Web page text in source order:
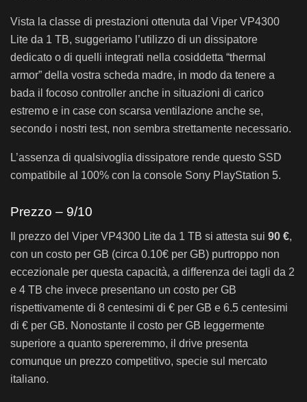
Vista la classe di prestazioni ottenuta dal Viper VP4300
Lite da 1 TB, suggeriamo l’utilizzo di un dissipatore
dedicato o di quelli integrati nella cosiddetta “thermal
armor” della vostra scheda madre, in modo da tenere a
bada il focoso controller anche in situazioni di carico
estremo e in case con scarsa ventilazione anche se,
secondo i nostri test, non sembra strettamente necessario.
L’assenza di qualsivoglia dissipatore rende questo SSD
compatibile al 100% con la console Sony PlayStation 5.
Prezzo – 9/10
Il prezzo del Viper VP4300 Lite da 1 TB si attesta sui 90 €,
con un costo per GB (circa 0.10€ per GB) purtroppo non
eccezionale per questa capacità, a differenza dei tagli da 2
e 4 TB che invece presentano un costo per GB
rispettivamente di 8 centesimi di € per GB e 6.5 centesimi
di € per GB. Nonostante il costo per GB leggermente
superiore a quanto spereremmo, il drive presenta
comunque un prezzo competitivo, specie sul mercato
italiano.